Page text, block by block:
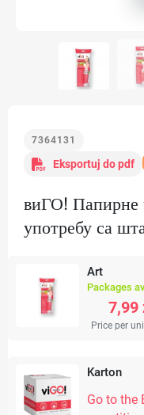
7364131
Eksportuj do pdf
виГО! Папирне
употребу са
Art
Packages
7,99
Price per
Karton
Go to the